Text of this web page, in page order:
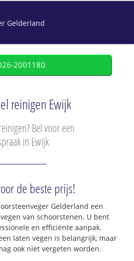
Gelderland
2001180
reinigen Ewijk
Bel voor een
in Ewijk
de beste prijs!
Gelderland een
van schoorstenen. U bent
en efficiënte aanpak.
laten vegen is belangrijk, maar
ook niet vergeten worden.